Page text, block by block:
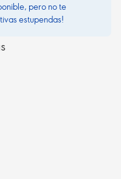
pero no te
estupendas!